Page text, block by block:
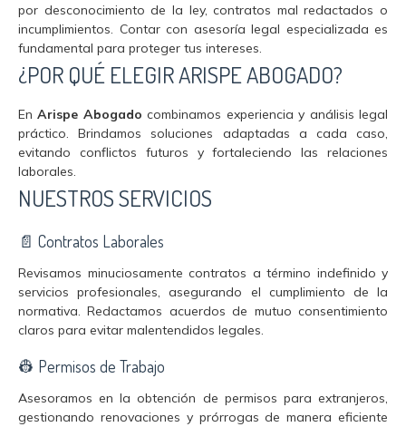
por desconocimiento de la ley, contratos mal redactados o
incumplimientos. Contar con asesoría legal especializada es
fundamental para proteger tus intereses.
¿POR QUÉ ELEGIR ARISPE ABOGADO?
EnArispe Abogado combinamos experiencia y análisis legal
práctico. Brindamos soluciones adaptadas a cada caso,
evitando conflictos futuros y fortaleciendo las relaciones
laborales.
NUESTROS SERVICIOS
📄 Contratos Laborales
Revisamos minuciosamente contratos a término indefinido y
servicios profesionales, asegurando el cumplimiento de la
normativa. Redactamos acuerdos de mutuo consentimiento
claros para evitar malentendidos legales.
👷 Permisos de Trabajo
Asesoramos en la obtención de permisos para extranjeros,
gestionando renovaciones y prórrogas de manera eficiente